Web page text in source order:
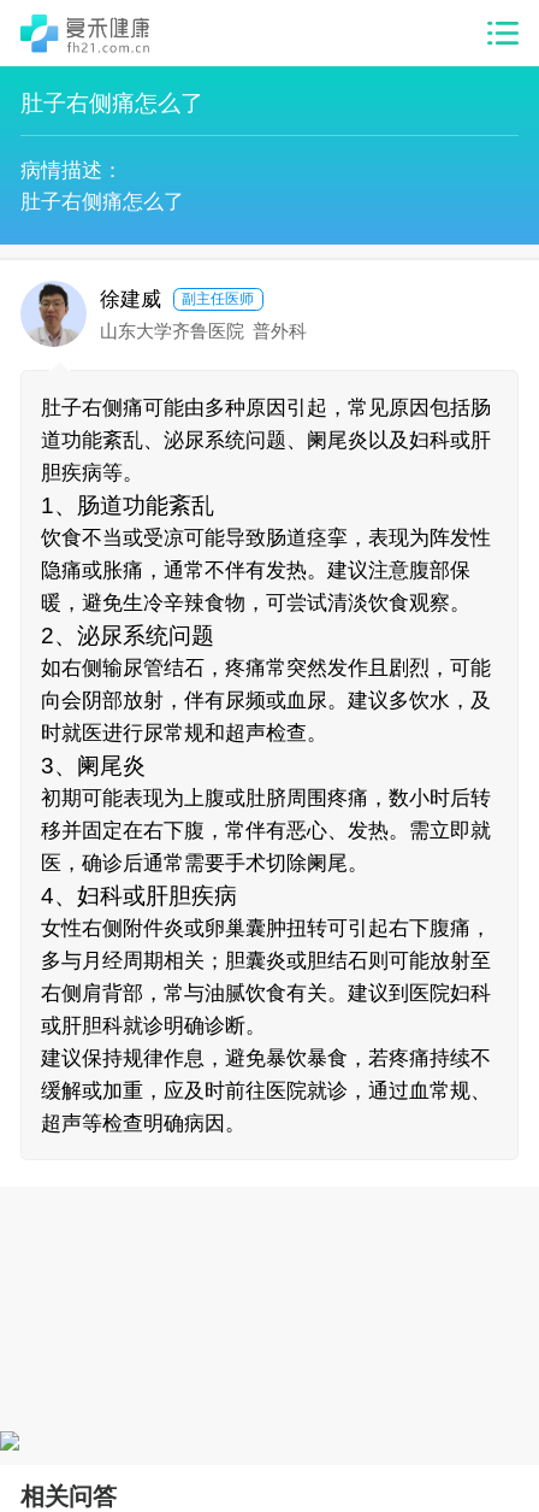
肚子右侧痛怎么了
病情描述：
肚子右侧痛怎么了
徐建威 副主任医师
山东大学齐鲁医院 普外科
肚子右侧痛可能由多种原因引起，常见原因包括肠
道功能紊乱、泌尿系统问题、阑尾炎以及妇科或肝
胆疾病等。
1、肠道功能紊乱
饮食不当或受凉可能导致肠道痉挛，表现为阵发性
隐痛或胀痛，通常不伴有发热。建议注意腹部保
暖，避免生冷辛辣食物，可尝试清淡饮食观察。
2、泌尿系统问题
如右侧输尿管结石，疼痛常突然发作且剧烈，可能
向会阴部放射，伴有尿频或血尿。建议多饮水，及
时就医进行尿常规和超声检查。
3、阑尾炎
初期可能表现为上腹或肚脐周围疼痛，数小时后转
移并固定在右下腹，常伴有恶心、发热。需立即就
医，确诊后通常需要手术切除阑尾。
4、妇科或肝胆疾病
女性右侧附件炎或卵巢囊肿扭转可引起右下腹痛，
多与月经周期相关；胆囊炎或胆结石则可能放射至
右侧肩背部，常与油腻饮食有关。建议到医院妇科
或肝胆科就诊明确诊断。
建议保持规律作息，避免暴饮暴食，若疼痛持续不
缓解或加重，应及时前往医院就诊，通过血常规、
超声等检查明确病因。
相关问答